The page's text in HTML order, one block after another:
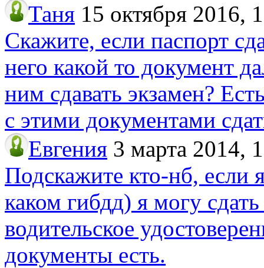
Таня 15 октября 2016,
Скажите, если паспорт
него какой то документ
ним сдавать экзамен?
с этими документами
Евгения 3 марта 2014,
Подскажите кто-нб, если
каком гибдд) я могу
водительское
документы есть.